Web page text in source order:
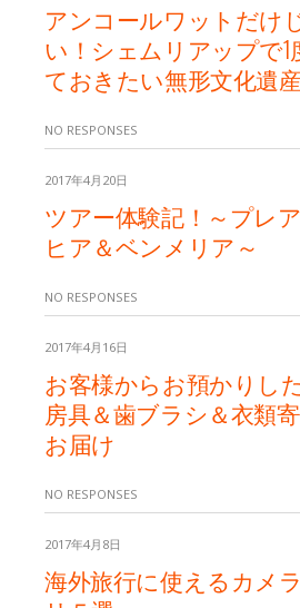
アンコールワットだけ
い！シェムリアップで1
ておきたい無形文化遺産
NO RESPONSES
2017年4月20日
ツアー体験記！～プレ
ヒア＆ベンメリア～
NO RESPONSES
2017年4月16日
お客様からお預かりし
房具＆歯ブラシ＆衣類
お届け
NO RESPONSES
2017年4月8日
海外旅行に使えるカメ